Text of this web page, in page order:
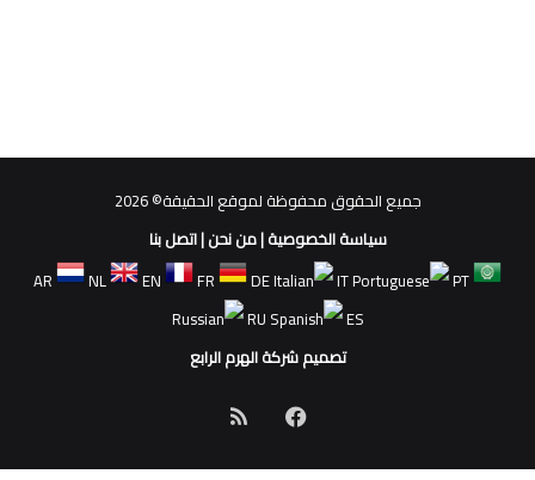
جميع الحقوق محفوظة لموقع الحقيقة© 2026
سياسة الخصوصية|من نحن|اتصل بنا
AR
NL EN FR DE IT
PT
RU
ES
تصميم شركة الهرم الرابع
فيسبوك